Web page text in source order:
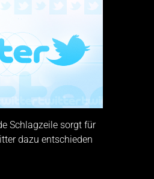
Schlagzeile sorgt für
dazu entschieden